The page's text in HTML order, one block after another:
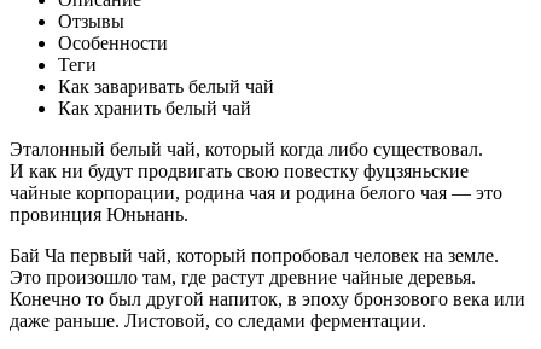
Отзывы
Особенности
Теги
Как заваривать белый чай
Как хранить белый чай
Эталонный белый чай, который когда либо существовал.
И как ни будут продвигать свою повестку фуцзяньские
чайные корпорации, родина чая и родина белого чая — это
провинция Юньнань.
Бай Ча первый чай, который попробовал человек на земле.
Это произошло там, где растут древние чайные деревья.
Конечно то был другой напиток, в эпоху бронзового века или
даже раньше. Листовой, со следами ферментации.